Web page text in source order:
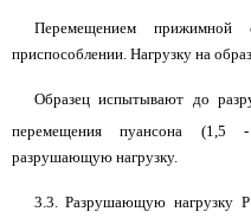
Перемещением прижимной
приспособлении. Нагрузку на
Образец испытывают до
перемещения пуансона (1,5
разрушающую нагрузку.
3.3. Разрушающую нагрузку